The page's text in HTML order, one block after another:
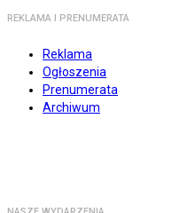
REKLAMA I PRENUMERATA
Reklama
Ogłoszenia
Prenumerata
Archiwum